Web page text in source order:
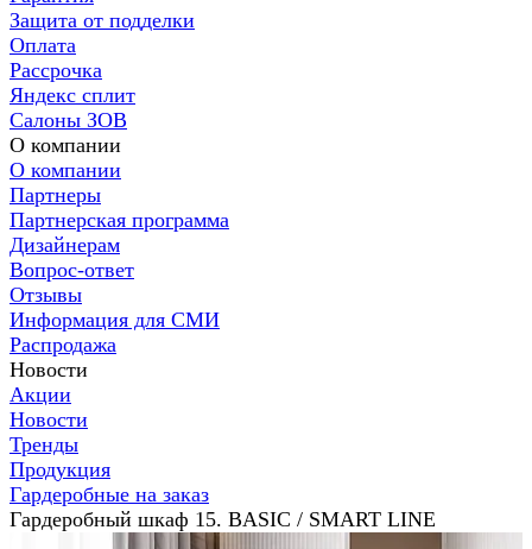
Защита от подделки
Оплата
Рассрочка
Яндекс сплит
Салоны ЗОВ
О компании
О компании
Партнеры
Партнерская программа
Дизайнерам
Вопрос-ответ
Отзывы
Информация для СМИ
Распродажа
Новости
Акции
Новости
Тренды
Продукция
Гардеробные на заказ
Гардеробный шкаф 15. BASIC / SMART LINE